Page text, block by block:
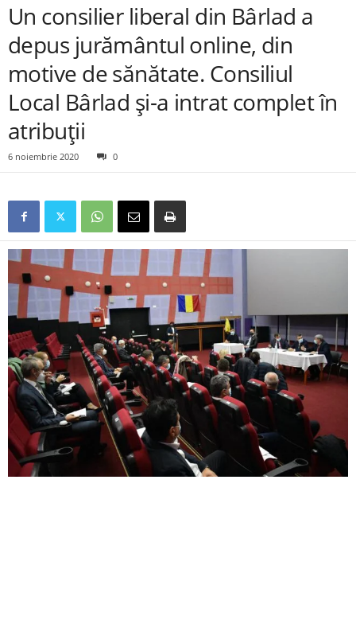
Un consilier liberal din Bârlad a
depus jurământul online, din
motive de sănătate. Consiliul
Local Bârlad și-a intrat complet în
atribuții
6 noiembrie 2020 0